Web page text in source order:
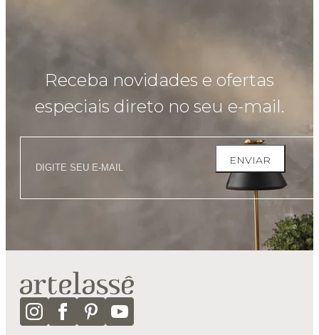
Receba novidades e ofertas
especiais direto no seu e-mail.
ENVIAR